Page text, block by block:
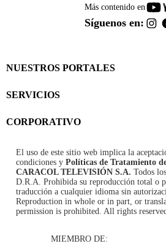
Más contenido en
Síguenos en:
NUESTROS PORTALES
SERVICIOS
CORPORATIVO
El uso de este sitio web implica la
condiciones y Políticas de Tratamiento
CARACOL TELEVISIÓN S.A. Todos
D.R.A. Prohibida su reproducción total o
traducción a cualquier idioma sin
Reproduction in whole or in part, or
permission is prohibited. All rights
MIEMBRO DE: